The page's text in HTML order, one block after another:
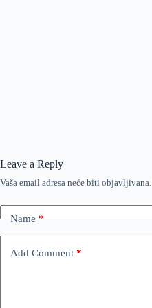
Leave a Reply
Vaša email adresa neće biti objavljivana.
Name*
Add Comment *